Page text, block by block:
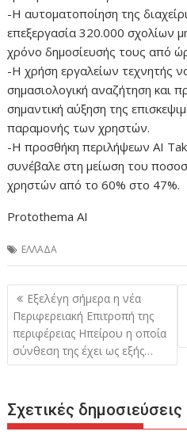
-Η αυτοματοποίηση της
επεξεργασία 320.000 σχολίων
χρόνο δημοσίευσής τους από
-Η χρήση εργαλείων τεχνητής
σημασιολογική αναζήτηση και
σημαντική αύξηση της
παραμονής των χρηστών.
-Η προσθήκη περιλήψεων AI
συνέβαλε στη μείωση του
χρηστών από το 60% στο 47%.
Protothema AI
ΕΛΛΑΔΑ
Πλοήγηση
άρθρων
Εξελέγη σήμερα η νέα
Περιφερειακή Επιτροπή της
περιφέρειας Ηπείρου η οποία
σύνθεση της έχει ως εξής…
Σχετικές δημοσιεύσεις